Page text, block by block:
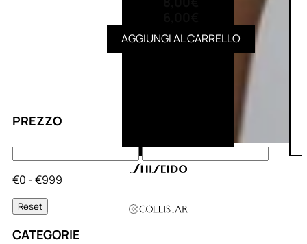
PREZZO
€0 - €999
Reset
CATEGORIE
AGGIUNGI AL CARRELLO